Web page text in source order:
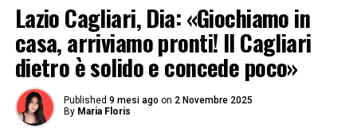
Lazio Cagliari, Dia: «Giochiamo in
casa, arriviamo pronti! Il Cagliari
dietro è solido e concede poco»
Published 9 mesi ago on 2 Novembre 2025
By Maria Floris